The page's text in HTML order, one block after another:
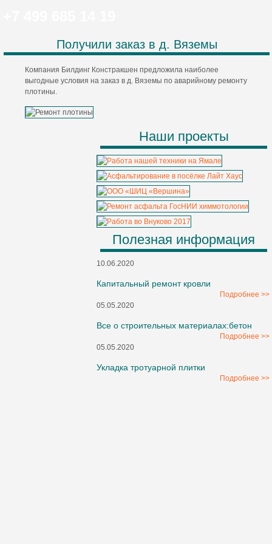
Получили заказ в д. Вяземы
Компания Билдинг Констракшен предложила наиболее
выгодные условия на заказ в д. Вяземы по аварийному ремонту
плотины.
Наши проекты
Полезная информация
10.06.2020
Капитальный ремонт кровли
Подробнее >>
05.05.2020
Все о строительных материалах:бетон
Подробнее >>
05.05.2020
Укладка тротуарной плитки
Подробнее >>